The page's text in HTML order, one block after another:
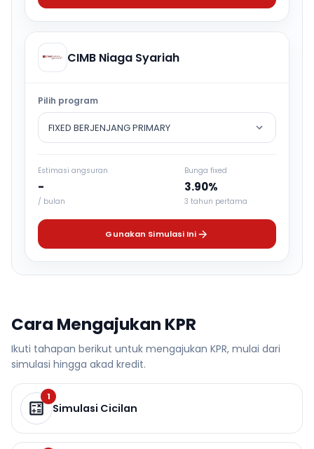
CIMB Niaga Syariah
Pilih program
FIXED BERJENJANG PRIMARY
Estimasi angsuran
-
/ bulan
Bunga fixed
3.90%
3 tahun pertama
Gunakan Simulasi Ini
Cara Mengajukan KPR
Ikuti tahapan berikut untuk mengajukan KPR, mulai dari
simulasi hingga akad kredit.
1
Simulasi Cicilan